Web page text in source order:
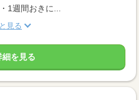
1週間おきに...
見る
細を見る